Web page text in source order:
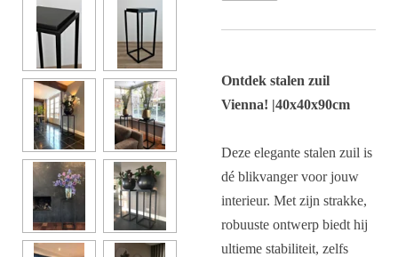
Ontdek stalen zuil
Vienna! |40x40x90cm
Deze elegante stalen zuil is
dé blikvanger voor jouw
interieur. Met zijn strakke,
robuuste ontwerp biedt hij
ultieme stabiliteit, zelfs